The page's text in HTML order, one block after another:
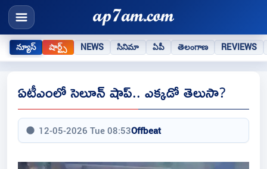
న్యూస్ షార్ట్స్ NEWS సినిమా ఏపీ తెలంగాణ REVIEWS
ఏటీఎంలో సెలూన్ షాప్.. ఎక్కడో తెలుసా?
12-05-2026 Tue 08:53Offbeat